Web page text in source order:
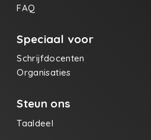
FAQ
Speciaal voor
Schrijfdocenten
Organisaties
Steun ons
Taaldeel